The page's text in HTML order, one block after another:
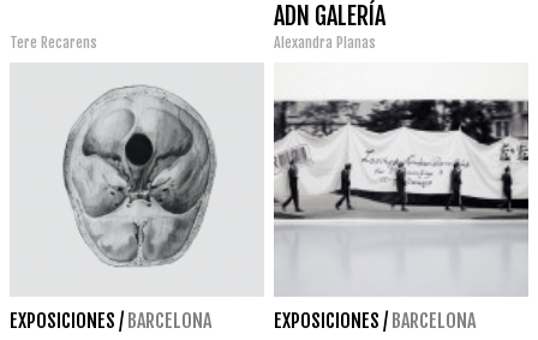
Tere Recarens
ADN GALERÍA
Alexandra Planas
EXPOSICIONES / BARCELONA EXPOSICIONES / BARCELONA